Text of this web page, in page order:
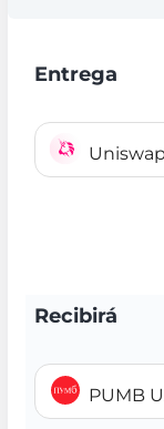
Entrega
Recibirá
PUMB